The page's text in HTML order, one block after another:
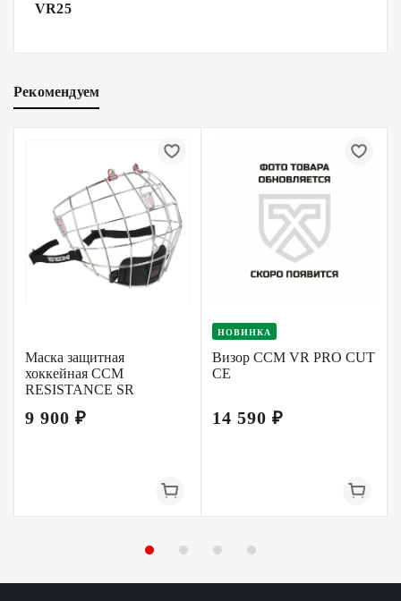
VR25
Рекомендуем
Маска защитная
хоккейная CCM
RESISTANCE SR
9 900 ₽
НОВИНКА
Визор CCM VR PRO CUT
CE
14 590 ₽